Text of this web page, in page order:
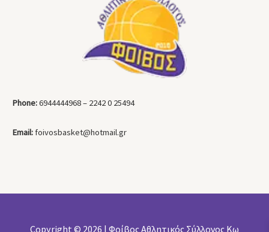
Phone:6944444968 – 2242 0 25494
Email:foivosbasket@hotmail.gr
Copyright © 2026 | Φοίβος Αθλητικός Σύλλογος Κω